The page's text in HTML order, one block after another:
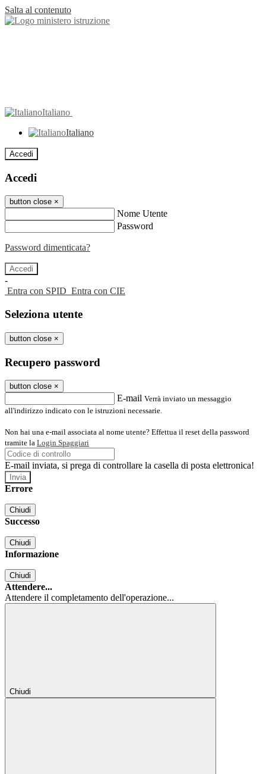
Salta al contenuto
Italiano
Italiano
Accedi
Accedi
button close ×
Nome Utente
Password
Password dimenticata?
-
Entra con SPID Entra con CIE
Seleziona utente
button close ×
Recupero password
button close ×
E-mail Verrà inviato un messaggio
all'indirizzo indicato con le istruzioni necessarie.
Non hai una e-mail associata al nome utente? Effettua il reset della password
tramite la Login Spaggiari
E-mail inviata, si prega di controllare la casella di posta elettronica!
Errore
Chiudi
Successo
Chiudi
Informazione
Chiudi
Attendere...
Attendere il completamento dell'operazione...
Chiudi